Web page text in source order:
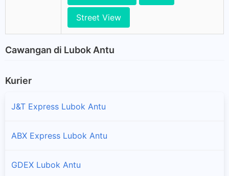
Street View
Cawangan di Lubok Antu
Kurier
J&T Express Lubok Antu
ABX Express Lubok Antu
GDEX Lubok Antu